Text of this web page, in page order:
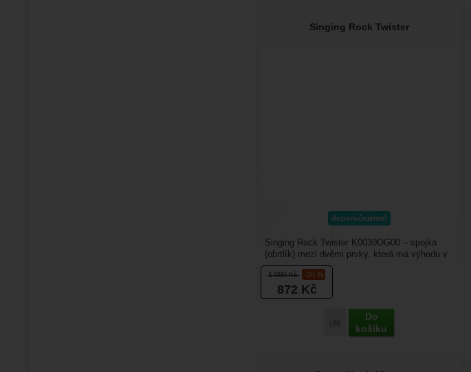
Singing Rock Twister
doporučujeme!
1 090Kč -20 %
872 Kč
Porovnat
Do
košíku
Singing Rock Twister K0030OG00 – spojka
(obrtlík) mezi dvěmi prvky, která má výhodu v
tom, že obsahuje...